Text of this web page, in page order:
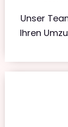
Unser
Ihren